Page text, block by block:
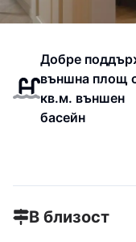
Добре
външна площ
кв.м. външен
басейн
В близост